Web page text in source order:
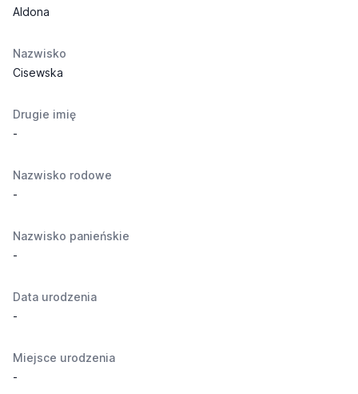
Aldona
Nazwisko
Cisewska
Drugie imię
-
Nazwisko rodowe
-
Nazwisko panieńskie
-
Data urodzenia
-
Miejsce urodzenia
-